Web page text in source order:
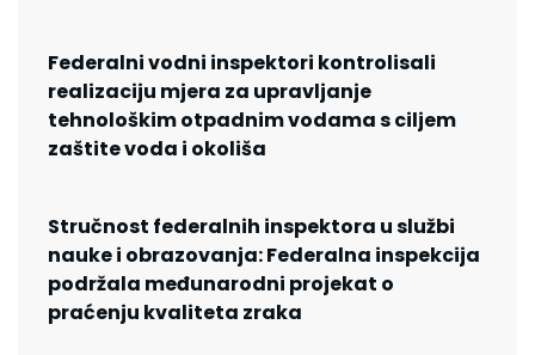
Federalni vodni inspektori kontrolisali
realizaciju mjera za upravljanje
tehnološkim otpadnim vodama s ciljem
zaštite voda i okoliša
Stručnost federalnih inspektora u službi
nauke i obrazovanja: Federalna inspekcija
podržala međunarodni projekat o
praćenju kvaliteta zraka